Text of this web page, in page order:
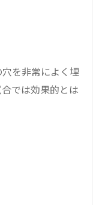
を非常によく埋
では効果的とは